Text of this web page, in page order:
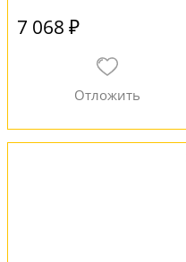
7 068 ₽